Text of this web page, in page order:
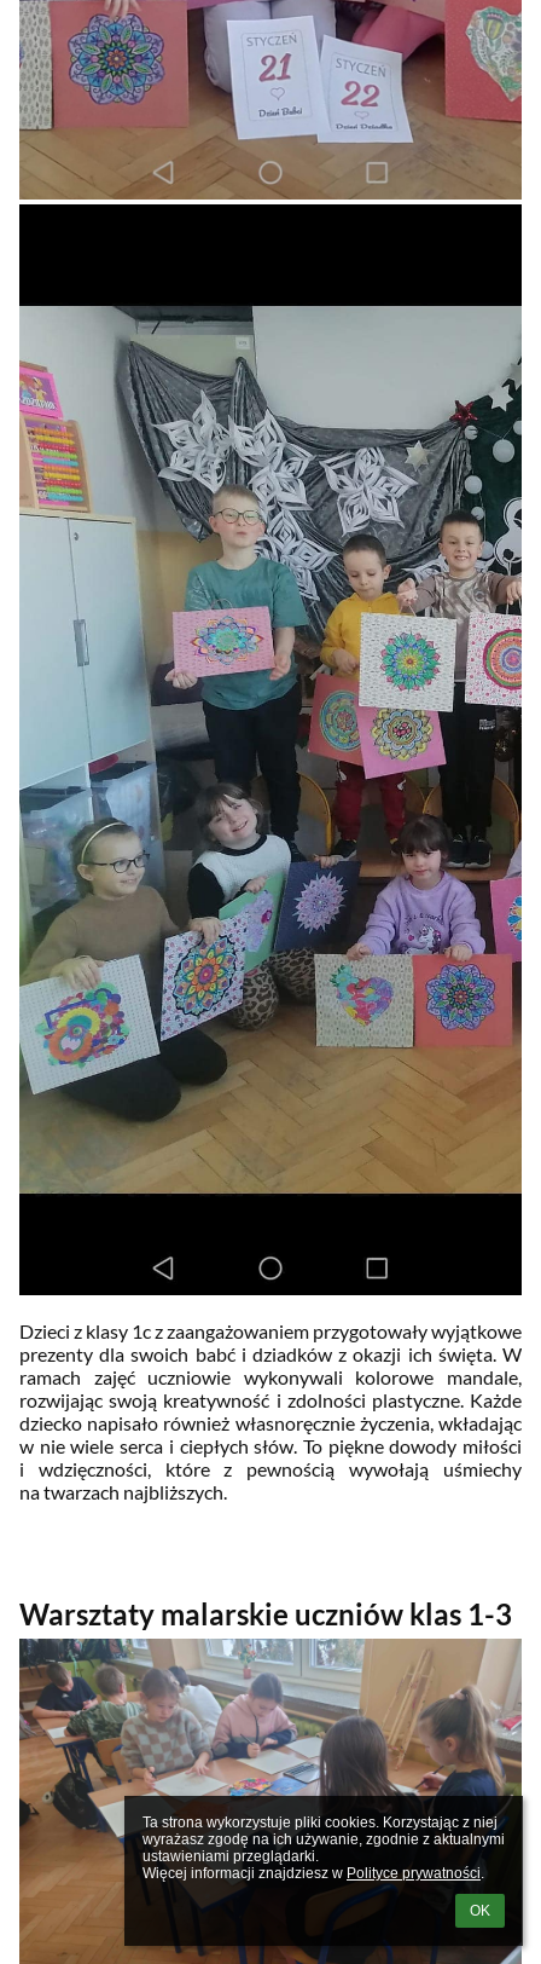
Ta strona wykorzystuje pliki cookies. Korzystając z niej
wyrażasz zgodę na ich używanie, zgodnie z aktualnymi
ustawieniami przeglądarki.
Więcej informacji znajdziesz w Polityce prywatności.
OK
Dzieci z klasy 1c z zaangażowaniem przygotowały wyjątkowe
prezenty dla swoich babć i dziadków z okazji ich święta. W
ramach zajęć uczniowie wykonywali kolorowe mandale,
rozwijając swoją kreatywność i zdolności plastyczne. Każde
dziecko napisało również własnoręcznie życzenia, wkładając
w nie wiele serca i ciepłych słów. To piękne dowody miłości
i wdzięczności, które z pewnością wywołają uśmiechy
na twarzach najbliższych.
Warsztaty malarskie uczniów klas 1-3